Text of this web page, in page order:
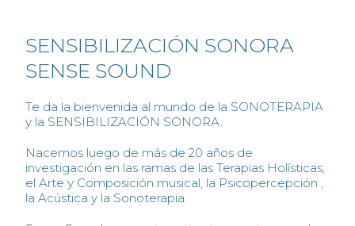
SENSIBILIZACIÓN SONORA
SENSE SOUND
Te da la bienvenida al mundo de la SONOTERAPIA
y la SENSIBILIZACIÓN SONORA.
Nacemos luego de más de 20 años de
investigación en las ramas de las Terapias Holísticas,
el Arte y Composición musical, la Psicopercepción ,
la Acústica y la Sonoterapia.